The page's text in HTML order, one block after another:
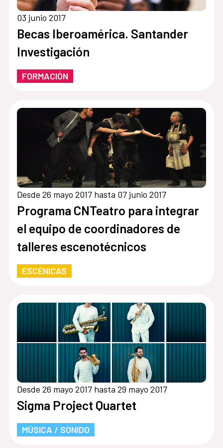
03 junio 2017
Becas Iberoamérica. Santander
Investigación
FORMACIÓN
Desde 26 mayo 2017 hasta 07 junio 2017
Programa CNTeatro para integrar
el equipo de coordinadores de
talleres escenotécnicos
ESCÉNICAS
Desde 26 mayo 2017 hasta 29 mayo 2017
Sigma Project Quartet
MÚSICA / SONIDO